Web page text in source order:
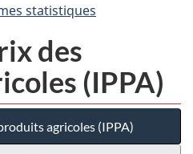
statistiques
des
(IPPA)
agricoles (IPPA)